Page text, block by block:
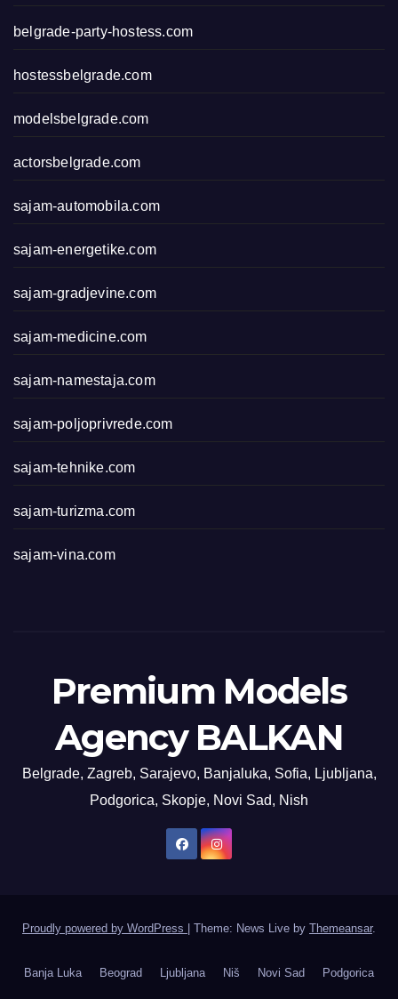
belgrade-party-hostess.com
hostessbelgrade.com
modelsbelgrade.com
actorsbelgrade.com
sajam-automobila.com
sajam-energetike.com
sajam-gradjevine.com
sajam-medicine.com
sajam-namestaja.com
sajam-poljoprivrede.com
sajam-tehnike.com
sajam-turizma.com
sajam-vina.com
Premium Models
Agency BALKAN
Belgrade, Zagreb, Sarajevo, Banjaluka, Sofia, Ljubljana,
Podgorica, Skopje, Novi Sad, Nish
Proudly powered by WordPress Theme: News Live by Themeansar.
Banja Luka Beograd Ljubljana Niš Novi Sad Podgorica